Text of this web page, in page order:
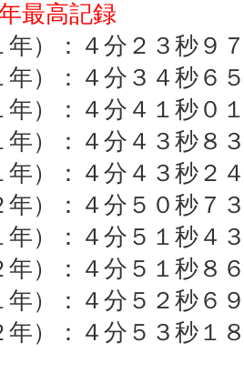
最高記録
）：４分２３秒９
：４分３４秒６
年）：４分４１秒０
）：４分４３秒８
）：４分４３秒２
）：４分５０秒７
）：４分５１秒４
）：４分５１秒８
：４分５２秒６
）：４分５３秒１